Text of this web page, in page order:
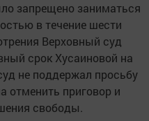
запрещено заниматься
в течение шести
Верховный суд
срок Хусаиновой на
не поддержал просьбу
отменить приговор и
свободы.